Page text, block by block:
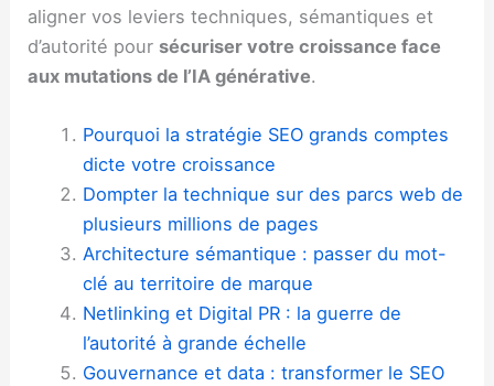
aligner vos leviers techniques, sémantiques et
d’autorité pour sécuriser votre croissance face
aux mutations de l’IA générative.
Pourquoi la stratégie SEO grands comptes
dicte votre croissance
Dompter la technique sur des parcs web de
plusieurs millions de pages
Architecture sémantique : passer du mot-
clé au territoire de marque
Netlinking et Digital PR : la guerre de
l’autorité à grande échelle
Gouvernance et data : transformer le SEO